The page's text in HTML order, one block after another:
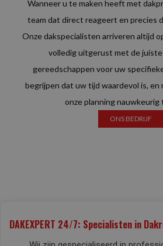
Wanneer u te maken heeft met
team dat direct reageert en precies
Onze dakspecialisten arriveren altijd
volledig uitgerust met de
gereedschappen voor uw
begrijpen dat uw tijd waardevol is,
onze planning nauwkeurig
ONS BEDRIJF
DAKEXPERT 24/7: Specialisten in